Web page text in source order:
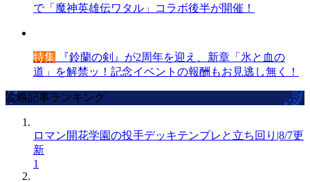
で「魔神英雄伝ワタル」コラボ後半が開催！
特集 『鈴蘭の剣』が2周年を迎え、新章「氷と血の
道」を解禁ッ！記念イベントの報酬もお見逃し無く！
攻略記事ランキング
ロマン開花学園の投手デッキテンプレと立ち回り|8/7更
新
1